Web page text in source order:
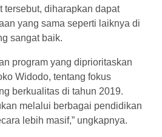
tersebut, diharapkan dapat
yang sama seperti laiknya di
sangat baik.
program yang diprioritaskan
Widodo, tentang fokus
berkualitas di tahun 2019.
melalui berbagai pendidikan
lebih masif,” ungkapnya.